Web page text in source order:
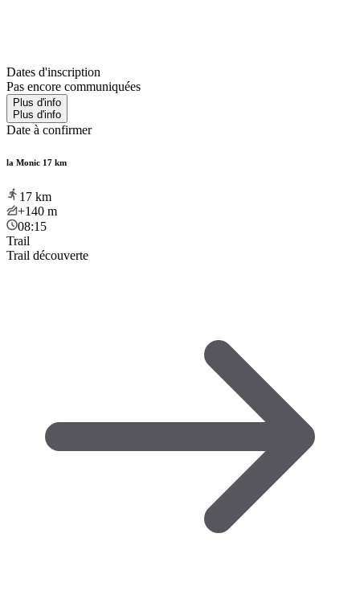
Dates d'inscription
Pas encore communiquées
Plus d'info
Plus d'info
Date à confirmer
la Monic 17 km
17 km
+140 m
08:15
Trail
Trail découverte